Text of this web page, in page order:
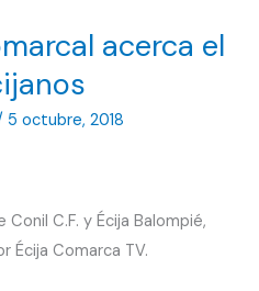
acerca el
5 octubre, 2018
C.F. y Écija Balompié,
Écija Comarca TV.